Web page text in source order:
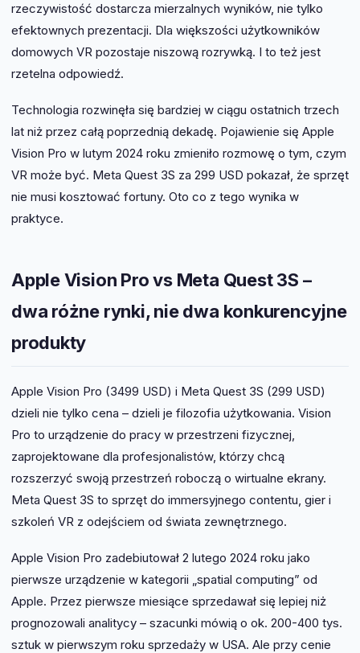
rzeczywistość dostarcza mierzalnych wyników, nie tylko
efektownych prezentacji. Dla większości użytkowników
domowych VR pozostaje niszową rozrywką. I to też jest
rzetelna odpowiedź.
Technologia rozwinęła się bardziej w ciągu ostatnich trzech
lat niż przez całą poprzednią dekadę. Pojawienie się Apple
Vision Pro w lutym 2024 roku zmieniło rozmowę o tym, czym
VR może być. Meta Quest 3S za 299 USD pokazał, że sprzęt
nie musi kosztować fortuny. Oto co z tego wynika w
praktyce.
Apple Vision Pro vs Meta Quest 3S –
dwa różne rynki, nie dwa konkurencyjne
produkty
Apple Vision Pro (3499 USD) i Meta Quest 3S (299 USD)
dzieli nie tylko cena – dzieli je filozofia użytkowania. Vision
Pro to urządzenie do pracy w przestrzeni fizycznej,
zaprojektowane dla profesjonalistów, którzy chcą
rozszerzyć swoją przestrzeń roboczą o wirtualne ekrany.
Meta Quest 3S to sprzęt do immersyjnego contentu, gier i
szkoleń VR z odejściem od świata zewnętrznego.
Apple Vision Pro zadebiutował 2 lutego 2024 roku jako
pierwsze urządzenie w kategorii „spatial computing” od
Apple. Przez pierwsze miesiące sprzedawał się lepiej niż
prognozowali analitycy – szacunki mówią o ok. 200-400 tys.
sztuk w pierwszym roku sprzedaży w USA. Ale przy cenie